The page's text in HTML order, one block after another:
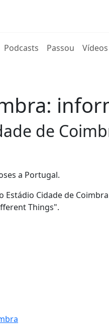
Podcasts Passou Vídeos
de
a Portugal.
Cidade de
Things".